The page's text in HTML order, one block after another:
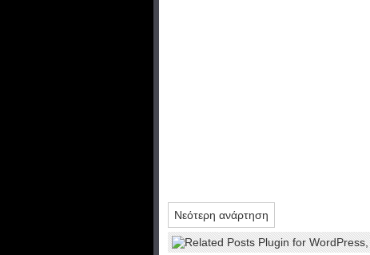
Νεότερη ανάρτηση